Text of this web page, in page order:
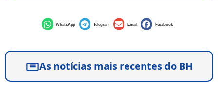
WhatsApp Telegram Email Facebook
As notícias mais recentes do BH